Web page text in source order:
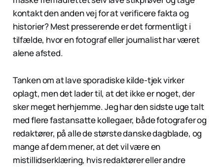
kontakt den anden vej for at verificere fakta og
historier? Mest presserende er det formentligt i
tilfælde, hvor en fotograf eller journalist har været
alene afsted.
Tanken om at lave sporadiske kilde-tjek virker
oplagt, men det lader til, at det ikke er noget, der
sker meget herhjemme. Jeg har den sidste uge talt
med flere fastansatte kollegaer, både fotografer og
redaktører, på alle de største danske dagblade, og
mange af dem mener, at det vil være en
mistillidserklæring, hvis redaktører eller andre